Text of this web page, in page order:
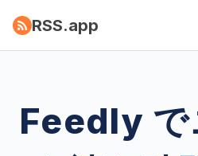
RSS.app
Feedly で